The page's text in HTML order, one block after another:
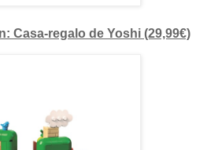
Casa-regalo de Yoshi (29,99€)